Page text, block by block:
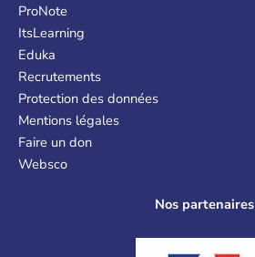
ProNote
ItsLearning
Eduka
Recrutements
Protection des données
Mentions légales
Faire un don
Websco
Nos partenaires